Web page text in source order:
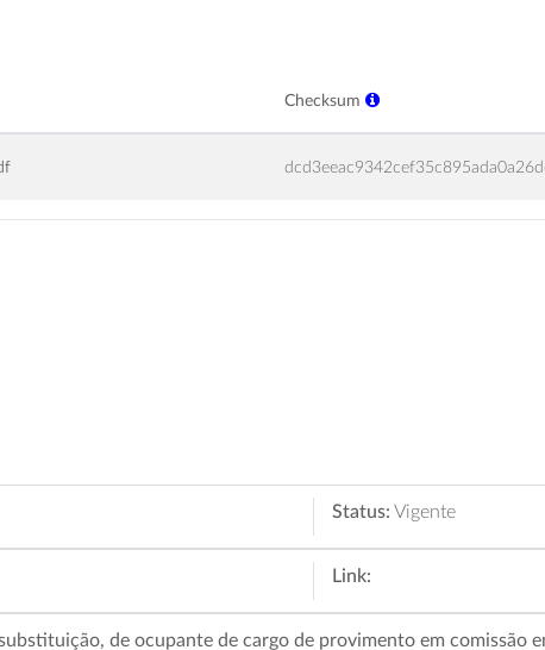
Checksum
Status: Vigente
Link:
de ocupante de cargo de provimento em comissão